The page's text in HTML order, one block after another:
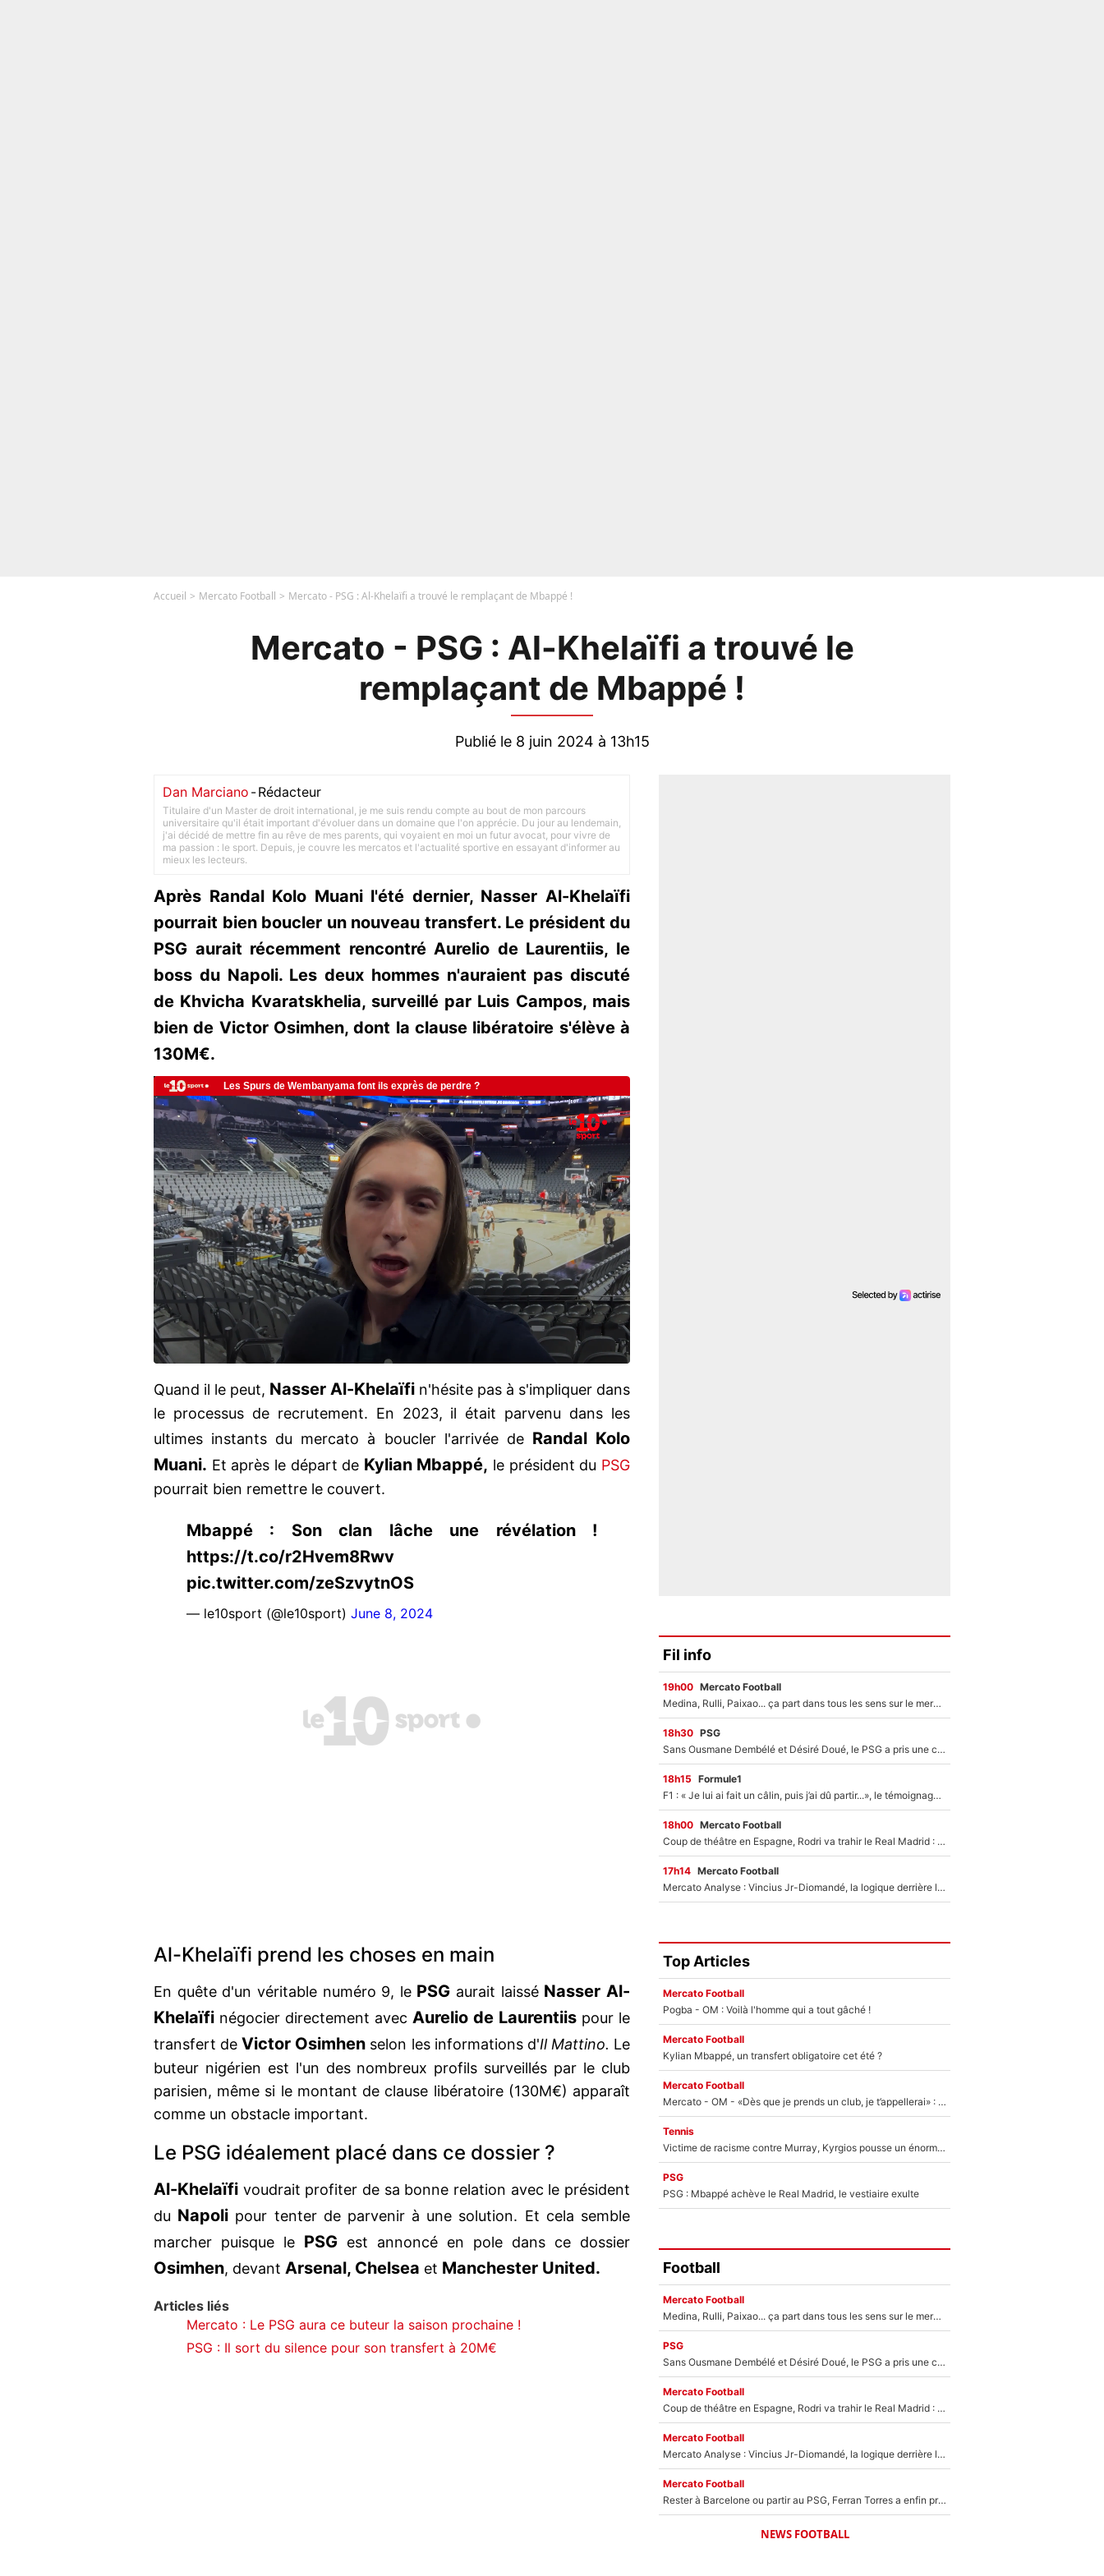
Accueil Mercato Football Mercato - PSG : Al-Khelaïfi a trouvé le remplaçant de Mbappé !
Mercato - PSG : Al-Khelaïfi a trouvé le
remplaçant de Mbappé !
Publié le 8 juin 2024 à 13h15
Dan Marciano -Rédacteur
Titulaire d'un Master de droit international, je me suis rendu compte au bout de mon parcours
universitaire qu'il était important d'évoluer dans un domaine que l'on apprécie. Du jour au lendemain,
j'ai décidé de mettre fin au rêve de mes parents, qui voyaient en moi un futur avocat, pour vivre de
ma passion : le sport. Depuis, je couvre les mercatos et l'actualité sportive en essayant d'informer au
mieux les lecteurs.
Après Randal Kolo Muani l'été dernier, Nasser Al-Khelaïfi
pourrait bien boucler un nouveau transfert. Le président du
PSG aurait récemment rencontré Aurelio de Laurentiis, le
boss du Napoli. Les deux hommes n'auraient pas discuté
de Khvicha Kvaratskhelia, surveillé par Luis Campos, mais
bien de Victor Osimhen, dont la clause libératoire s'élève à
130M€.
Quand il le peut, Nasser Al-Khelaïfi n'hésite pas à s'impliquer dans
le processus de recrutement. En 2023, il était parvenu dans les
ultimes instants du mercato à boucler l'arrivée de Randal Kolo
Muani. Et après le départ de Kylian Mbappé, le président du PSG
pourrait bien remettre le couvert.
Mbappé : Son clan lâche une révélation !
https://t.co/r2Hvem8Rwv
pic.twitter.com/zeSzvytnOS
— le10sport (@le10sport) June 8, 2024
Al-Khelaïfi prend les choses en main
En quête d'un véritable numéro 9, le PSG aurait laissé Nasser Al-
Khelaïfi négocier directement avec Aurelio de Laurentiis pour le
transfert deVictor Osimhen selon les informations d'Il Mattino. Le
buteur nigérien est l'un des nombreux profils surveillés par le club
parisien, même si le montant de clause libératoire (130M€) apparaît
comme un obstacle important.
Le PSG idéalement placé dans ce dossier ?
Al-Khelaïfi voudrait profiter de sa bonne relation avec le président
du Napoli pour tenter de parvenir à une solution. Et cela semble
marcher puisque le PSG est annoncé en pole dans ce dossier
Osimhen, devant Arsenal, Chelsea et Manchester United.
Articles liés
Mercato : Le PSG aura ce buteur la saison prochaine !
PSG : Il sort du silence pour son transfert à 20M€
Fil info
19h00 Mercato Football
Medina, Rulli, Paixao... ça part dans tous les sens sur le mercato de l'OM : Frank McCourt va enfin récupérer l'argent qu'il attend ?
18h30 PSG
Sans Ousmane Dembélé et Désiré Doué, le PSG a pris une correction face à Majorque : Luis Enrique attend avec impatience des renforts !
18h15 Formule1
F1 : « Je lui ai fait un câlin, puis j’ai dû partir...», le témoignage émouvant de Max Verstappen sur sa fille
18h00 Mercato Football
Coup de théâtre en Espagne, Rodri va trahir le Real Madrid : Le Ballon d'Or a choisi de signer au FC Barcelone !
17h14 Mercato Football
Mercato Analyse : Vincius Jr-Diomandé, la logique derrière la concordance des temps
Top Articles
Mercato Football
Pogba - OM : Voilà l'homme qui a tout gâché !
Mercato Football
Kylian Mbappé, un transfert obligatoire cet été ?
Mercato Football
Mercato - OM - «Dès que je prends un club, je t’appellerai» : La promesse de Marcelino au moment de claquer la porte
Tennis
Victime de racisme contre Murray, Kyrgios pousse un énorme coup de gueule !
PSG
PSG : Mbappé achève le Real Madrid, le vestiaire exulte
Football
Mercato Football
Medina, Rulli, Paixao... ça part dans tous les sens sur le mercato de l'OM : Frank McCourt va enfin récupérer l'argent qu'il attend ?
PSG
Sans Ousmane Dembélé et Désiré Doué, le PSG a pris une correction face à Majorque : Luis Enrique attend avec impatience des renforts !
Mercato Football
Coup de théâtre en Espagne, Rodri va trahir le Real Madrid : Le Ballon d'Or a choisi de signer au FC Barcelone !
Mercato Football
Mercato Analyse : Vincius Jr-Diomandé, la logique derrière la concordance des temps
Mercato Football
Rester à Barcelone ou partir au PSG, Ferran Torres a enfin pris sa décision : La course contre la montre est lancée !
NEWS FOOTBALL